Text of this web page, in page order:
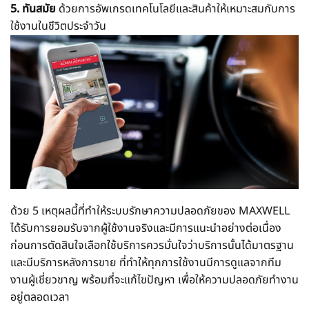
5. ทันสมัย ด้วยการอัพเกรดเทคโนโลยีและสินค้าให้เหมาะสมกับการ
ใช้งานในชีวิตประจำวัน
ด้วย 5 เหตุผลนี้ที่ทำให้ระบบรักษาความปลอดภัยของ MAXWELL
ได้รับการยอมรับจากผู้ใช้งานจริงและมีการแนะนำอย่างต่อเนื่อง
ก่อนการตัดสินใจเลือกใช้บริการควรมั่นใจว่าบริการนั้นได้มาตรฐาน
และมีบริการหลังการขาย ที่ทำให้ทุกการใช้งานมีการดูแลจากทีม
งานผู้เชี่ยวชาญ พร้อมที่จะแก้ไขปัญหา เพื่อให้ความปลอดภัยทำงาน
อยู่ตลอดเวลา